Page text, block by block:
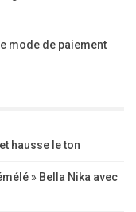
mode de paiement
hausse le ton
» Bella Nika avec